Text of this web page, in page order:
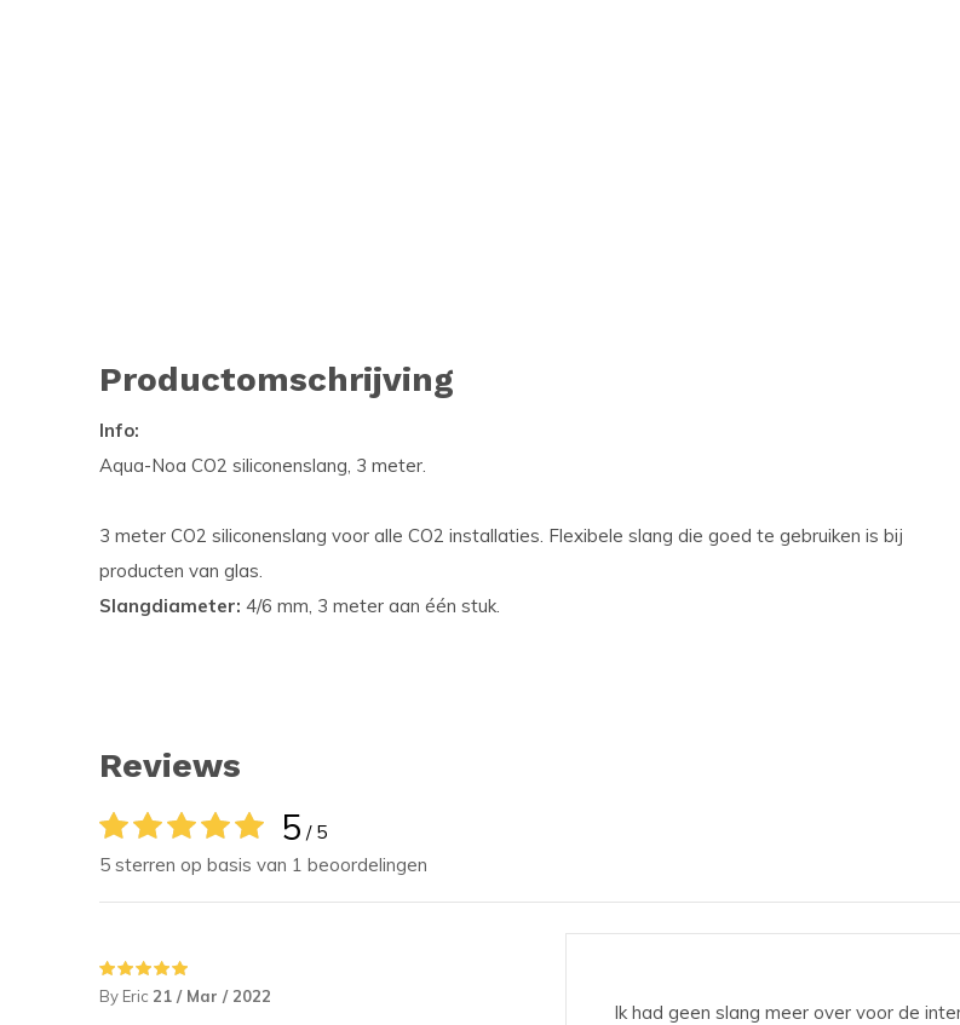
Productomschrijving
Info:
Aqua-Noa CO2 siliconenslang, 3 meter.
3 meter CO2 siliconenslang voor alle CO2 installaties. Flexibele slang die goed te gebruiken is bij
producten van glas.
Slangdiameter: 4/6 mm, 3 meter aan één stuk.
Reviews
5 / 5
5 sterren op basis van 1 beoordelingen
By Eric 21 / Mar / 2022
Ik had geen slang meer over voor de